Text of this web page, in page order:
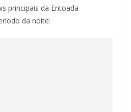
principais da Entoada
da noite: